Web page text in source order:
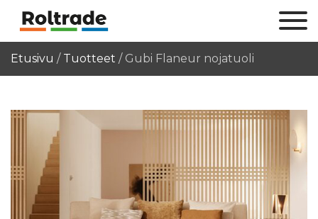
Etusivu / Tuotteet / Gubi Flaneur nojatuoli